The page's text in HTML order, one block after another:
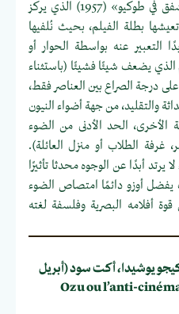
ويمكن أن نستشهد بفيلم أوزو «شفق في طوكيو» (1957) الذي يركز
بطلة الفيلم، بحيث نُلفيها
التعبير عنه بواسطة الحوار أو
الذي يضعف شيئًا فشيئًا (باستثناء
درجة الصراع بين العناصر فقط،
والتقليد، من جهة أضواء النيون
الأخرى، الحد الأدنى من الضوء
غرفة الطلاب أو منزل العائلة).
يرتد أبدًا عن الوجوه محدثا تأثيرًا
يفضل أوزو دائمًا امتصاص الضوء
قوة أفلامه البصرية وفلسفة لغته
كيجو يوشيدا، أكت سود (أبريل
2004) - Ozu ou l’anti-